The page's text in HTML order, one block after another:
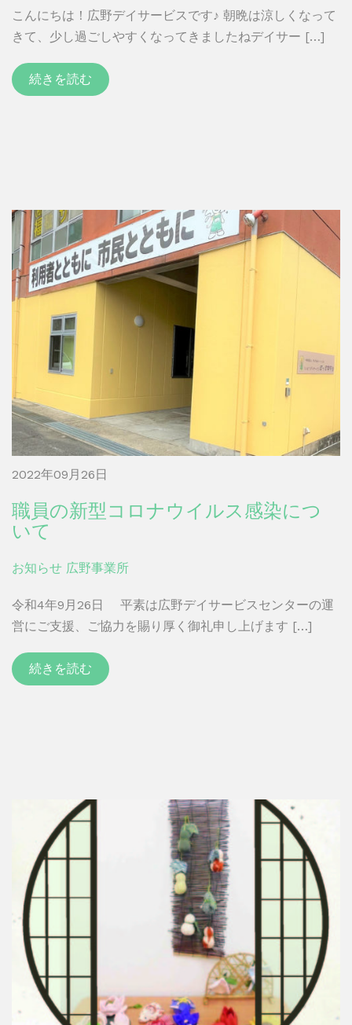
こんにちは！広野デイサービスです♪ 朝晩は涼しくなって
きて、少し過ごしやすくなってきましたねデイサー […]
続きを読む
2022年09月26日
職員の新型コロナウイルス感染につ
いて
お知らせ 広野事業所
令和4年9月26日 平素は広野デイサービスセンターの運
営にご支援、ご協力を賜り厚く御礼申し上げます […]
続きを読む